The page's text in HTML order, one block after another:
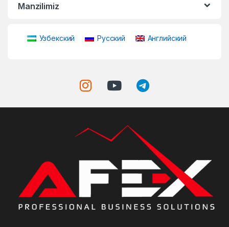
Manzilimiz
Узбекский Русский Английский